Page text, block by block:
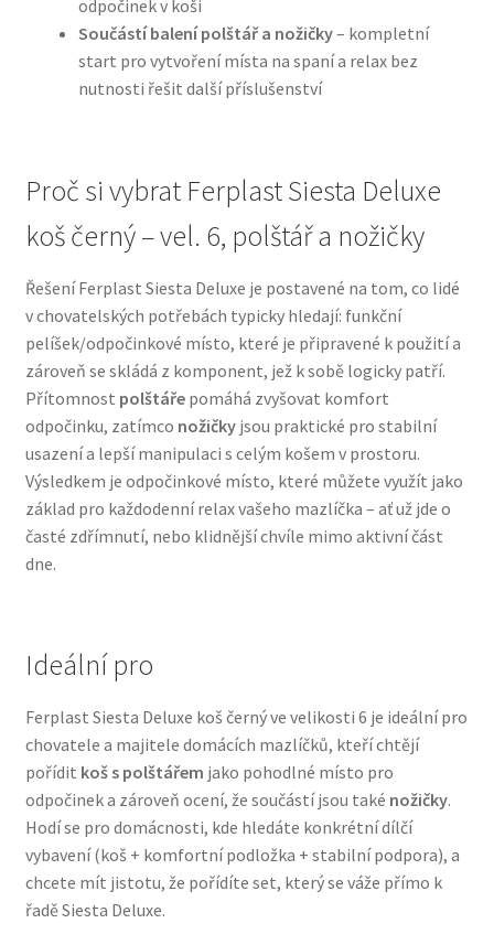
Pamlsky pro psy
Přepravky pro psy
Purizon pro psy — Vysoký obsah masa, bez obilovin
Royal Canin pro psy
Veterinární dieta pro psy
Vodítka a obojky
Wolf of Wilderness
odpočinek v koši
Součástí balení polštář a nožičky– kompletní
start pro vytvoření místa na spaní a relax bez
nutnosti řešit další příslušenství
Proč si vybrat Ferplast Siesta Deluxe
koš černý – vel. 6, polštář a nožičky
Řešení Ferplast Siesta Deluxe je postavené na tom, co lidé
v chovatelských potřebách typicky hledají: funkční
pelíšek/odpočinkové místo, které je připravené k použití a
zároveň se skládá z komponent, jež k sobě logicky patří.
Přítomnost polštářepomáhá zvyšovat komfort
odpočinku, zatímco nožičkyjsou praktické pro stabilní
usazení a lepší manipulaci s celým košem v prostoru.
Výsledkem je odpočinkové místo, které můžete využít jako
základ pro každodenní relax vašeho mazlíčka – ať už jde o
časté zdřímnutí, nebo klidnější chvíle mimo aktivní část
dne.
Ideální pro
Ferplast Siesta Deluxe koš černý ve velikosti 6 je ideální pro
chovatele a majitele domácích mazlíčků, kteří chtějí
pořídit koš s polštářem jako pohodlné místo pro
odpočinek a zároveň ocení, že součástí jsou také nožičky.
Hodí se pro domácnosti, kde hledáte konkrétní dílčí
vybavení (koš + komfortní podložka + stabilní podpora), a
chcete mít jistotu, že pořídíte set, který se váže přímo k
řadě Siesta Deluxe.